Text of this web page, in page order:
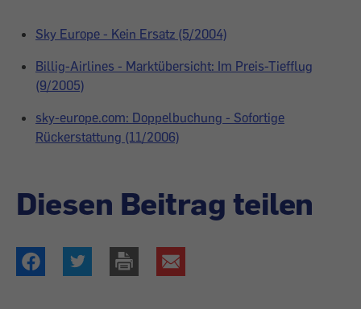
Sky Europe - Kein Ersatz (5/2004)
Billig-Airlines - Marktübersicht: Im Preis-Tiefflug
(9/2005)
sky-europe.com: Doppelbuchung - Sofortige
Rückerstattung (11/2006)
Diesen Beitrag teilen